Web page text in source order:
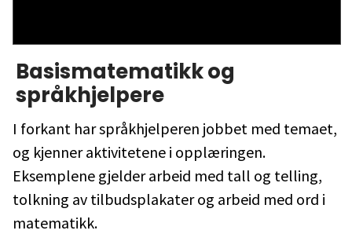
Basismatematikk og
språkhjelpere
I forkant har språkhjelperen jobbet med temaet,
og kjenner aktivitetene i opplæringen.
Eksemplene gjelder arbeid med tall og telling,
tolkning av tilbudsplakater og arbeid med ord i
matematikk.